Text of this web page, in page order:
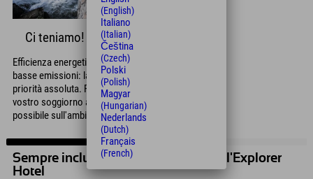
Ci teniamo!
Efficienza energetica, risparmio delle risorse e
basse emissioni: la sostenibilità è la nostra
priorità assoluta. Potete essere certi che il
vostro soggiorno avrà il minimo impatto
possibile sull'ambiente.
Sempre incluso nella tua vacanza all'Explorer
Hotel
(English)
Italiano
(Italian)
Čeština
(Czech)
Polski
(Polish)
Magyar
(Hungarian)
Nederlands
(Dutch)
Français
(French)